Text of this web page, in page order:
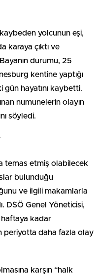
yolcunun eşi,
karaya çıktı ve
durumu, 25
kentine yaptığı
gün hayatını kaybetti.
numunelerin olayın
söyledi.
temas etmiş olabilecek
bulunduğu
ve ilgili makamlarla
DSÖ Genel Yöneticisi,
haftaya kadar
periyotta daha fazla olay
karşın “halk